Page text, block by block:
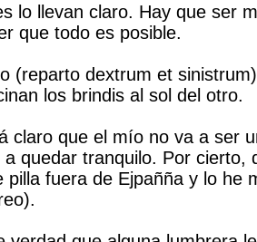
lo llevan claro. Hay que ser
que todo es posible.
(reparto dextrum et
los brindis al sol del otro.
claro que el mío no va a ser
a quedar tranquilo. Por cierto,
pilla fuera de Ejpañña y lo he